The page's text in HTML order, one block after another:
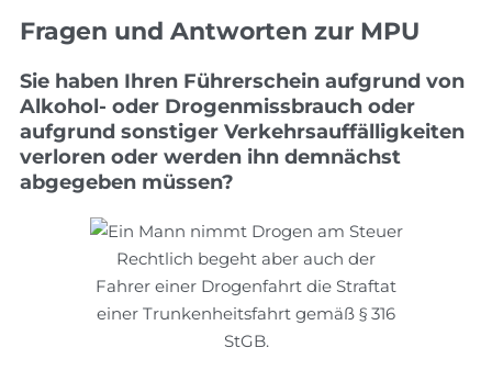
Fragen und Antworten zur MPU
Sie haben Ihren Führerschein aufgrund von
Alkohol- oder Drogenmissbrauch oder
aufgrund sonstiger Verkehrsauffälligkeiten
verloren oder werden ihn demnächst
abgegeben müssen?
Rechtlich begeht aber auch der
Fahrer einer Drogenfahrt die Straftat
einer Trunkenheitsfahrt gemäß § 316
StGB.